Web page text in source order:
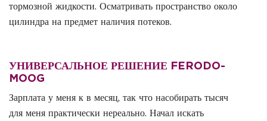
тормозной жидкости. Осматривать пространство около
цилиндра на предмет наличия потеков.
УНИВЕРСАЛЬНОЕ РЕШЕНИЕ FERODO-
MOOG
Зарплата у меня к в месяц, так что насобирать тысяч
для меня практически нереально. Начал искать